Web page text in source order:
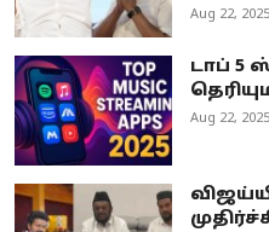
Aug 22, 2025
டாப் 5
Aug 22, 2025